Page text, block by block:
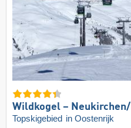
Wildkogel –
Topskigebied in Oostenrijk